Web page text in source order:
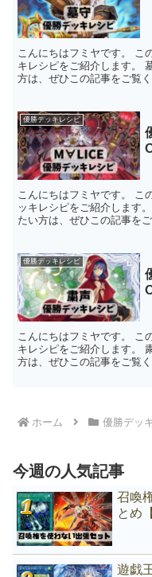
こんにちはフミヤです。 こ
キレシピをご紹介します。
方は、ぜひこの記事をご覧
優勝デッキレシピ
こんにちはフミヤです。 こ
ッキレシピをご紹介します
たい方は、ぜひこの記事を
優勝デッキレシピ
こんにちはフミヤです。 こ
キレシピをご紹介します。
方は、ぜひこの記事をご覧
ホーム 優勝デッ
今週の人気記事
召喚
とめ
遊戯